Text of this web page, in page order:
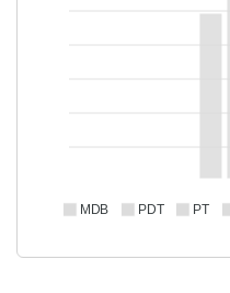
MDB PDT PT